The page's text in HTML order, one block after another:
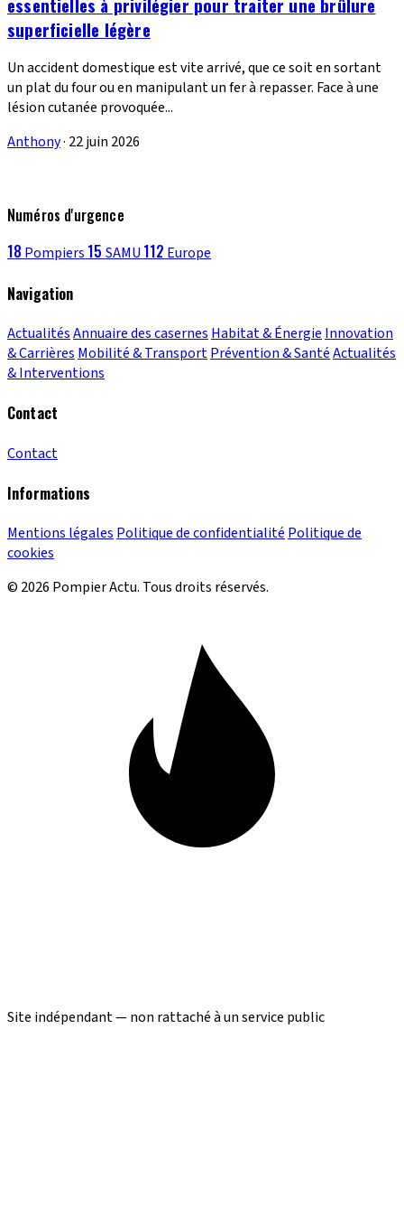
superficielle légère
Un accident domestique est vite arrivé, que ce soit en sortant
un plat du four ou en manipulant un fer à repasser. Face à une
lésion cutanée provoquée...
Anthony· 22 juin 2026
Numéros d'urgence
18Pompiers15 SAMU112Europe
Navigation
ActualitésAnnuaire des casernes Habitat & Énergie Innovation
& Carrières Mobilité & TransportPrévention & SantéActualités
& Interventions
Contact
Contact
Informations
Mentions légales Politique de confidentialité Politique de
cookies
© 2026 Pompier Actu. Tous droits réservés.
Site indépendant — non rattaché à un service public